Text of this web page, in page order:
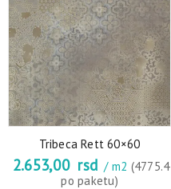
Tribeca Rett 60×60
2.653,00 rsd / m2 (4775.4
po paketu)